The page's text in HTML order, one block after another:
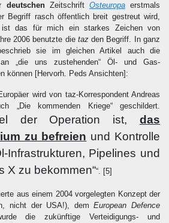
deutschenZeitschrift Osteuropaerstmals
Begriff rasch öffentlich breit gestreut wird,
das für mich ein starkes Zeichen von
2006 benutzte die tazden Begriff. In ganz
sie im gleichen Artikel auch die
„die uns zustehenden“ Öl- und Gas-
können [Hervorh. Peds Ansichten]:
wird von taz-Korrespondent Andreas
„Die kommenden Kriege“ geschildert.
der Operation ist, das
zu befreien und Kontrolle
Infrastrukturen, Pipelines und
X zu bekommen““. [5]
aus einem 2004 vorgelegten Konzept der
nicht der USA!), demEuropean Defence
die zukünftige Verteidigungs- und